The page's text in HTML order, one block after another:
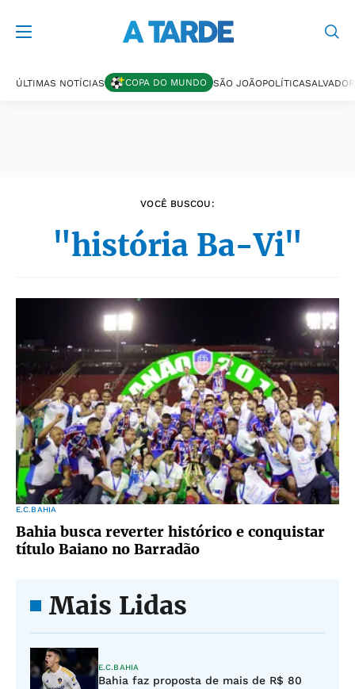
ÚLTIMAS NOTÍCIAS COPA DO MUNDO SÃO JOÃOPOLÍTICASALVADOR
VOCÊ BUSCOU:
"história Ba-Vi"
E.C.BAHIA
Bahia busca reverter histórico e conquistar
título Baiano no Barradão
Mais Lidas
E.C.BAHIA
Bahia faz proposta de mais de R$ 80